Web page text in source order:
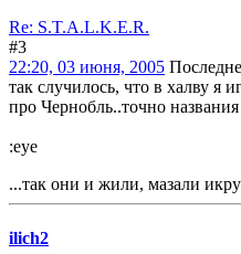
Re: S.T.A.L.K.E.R.
#3
22:20, 03 июня, 2005
так случилось, что в халву я
про Чернобль..точно
:eye
...так они и жили, мазали
ilich2